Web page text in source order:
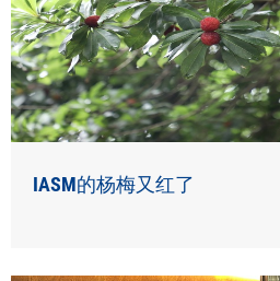
IASM的杨梅又红了